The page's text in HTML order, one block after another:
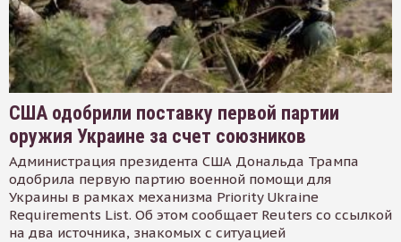
США одобрили поставку первой партии
оружия Украине за счет союзников
Администрация президента США Дональда Трампа
одобрила первую партию военной помощи для
Украины в рамках механизма Priority Ukraine
Requirements List. Об этом сообщает Reuters со ссылкой
на два источника, знакомых с ситуацией